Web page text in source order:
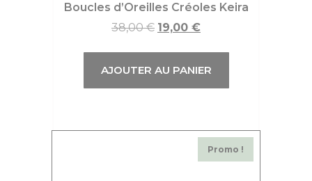
Boucles d’Oreilles Créoles Keira
38,00€ 19,00 €
AJOUTER AU PANIER
Promo !